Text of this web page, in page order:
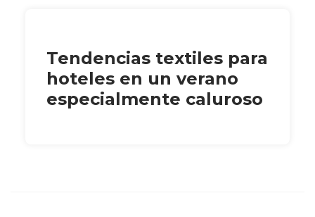
Tendencias textiles para
hoteles en un verano
especialmente caluroso